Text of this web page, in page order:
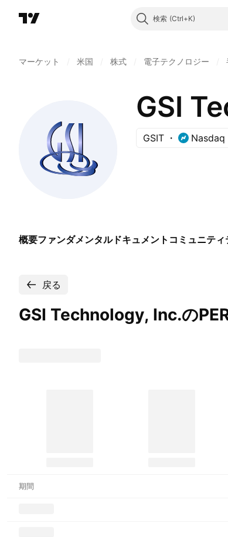
検索
マーケット 米国 株式 電子テクノロジー
GSI
GSIT
概要ファンダメンタルドキュメント コミュニティ
戻る
GSI Technology, Inc.の
期間